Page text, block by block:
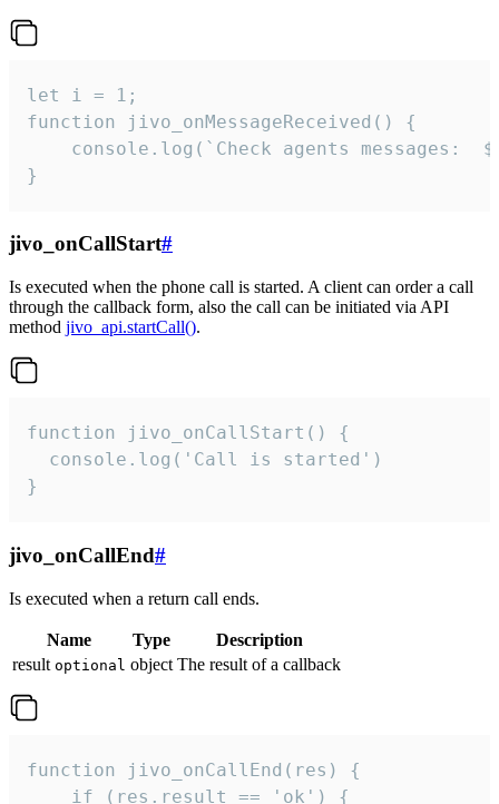
let i = 1;
function jivo_onMessageReceived() {
}
jivo_onCallStart#
Is executed when the phone call is started. A client can order a call
through the callback form, also the call can be initiated via API
method jivo_api.startCall().
function jivo_onCallStart() {
  console.log('Call is started')
}
jivo_onCallEnd#
Is executed when a return call ends.
Name Type
Description
result optional object The result of a callback
function jivo_onCallEnd(res) {
    if (res.result == 'ok') {